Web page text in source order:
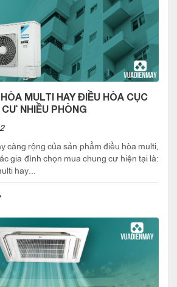
MULTI HAY ĐIỀU HÒA CỤC
NHIỀU PHÒNG
càng rộng của sản phẩm điều hòa multi,
gia đình chọn mua chung cư hiện tại là:
hay...